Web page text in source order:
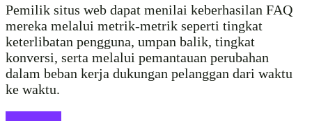
Pemilik situs web dapat menilai keberhasilan FAQ
mereka melalui metrik-metrik seperti tingkat
keterlibatan pengguna, umpan balik, tingkat
konversi, serta melalui pemantauan perubahan
dalam beban kerja dukungan pelanggan dari waktu
ke waktu.